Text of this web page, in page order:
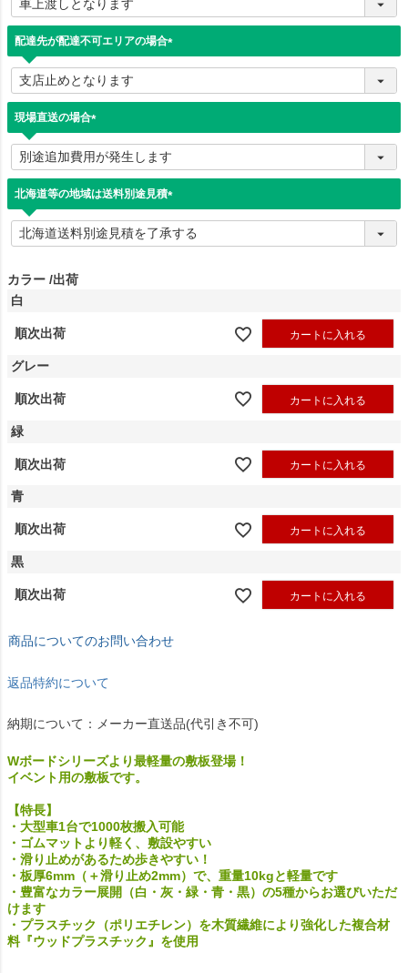
須
)
配達先が配達不可エリアの場合
須
現場直送の場合
必
須
)
北海道等の地域は送料別途見積
必
須
カラー 出荷
白
順次出荷 カートに入れる
グレー
順次出荷 カートに入れる
緑
順次出荷 カートに入れる
青
順次出荷 カートに入れる
黒
順次出荷 カートに入れる
商品についてのお問い合わせ
返品特約について
納期について：メーカー直送品(代引き不可)
Wボードシリーズより最軽量の敷板登場！
イベント用の敷板です。
【特長】
・大型車1台で1000枚搬入可能
・ゴムマットより軽く、敷設やすい
・滑り止めがあるため歩きやすい！
・板厚6mm（＋滑り止め2mm）で、重量10kgと軽量です
・豊富なカラー展開（白・灰・緑・青・黒）の5種からお選びいただ
けます
・プラスチック（ポリエチレン）を木質繊維により強化した複合材
料『ウッドプラスチック』を使用